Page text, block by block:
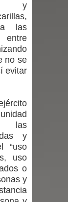
medio de
en
por su
en
y
las
no se
evitar
las
y
“uso
uso
o
y